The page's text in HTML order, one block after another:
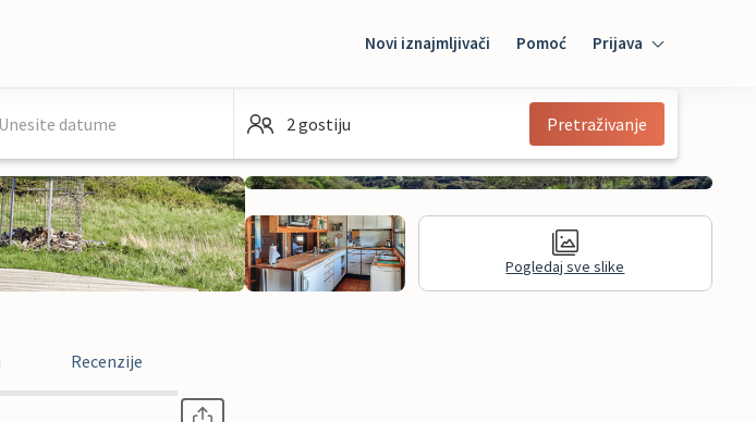
Novi iznajmljivači Pomoć Prijava
Mybooking
Unesite datume 2 gostiju Pretraživanje
Pogledaj sve slike
Recenzije